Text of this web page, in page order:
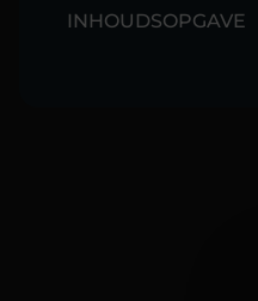
INHOUDSOPGAVE